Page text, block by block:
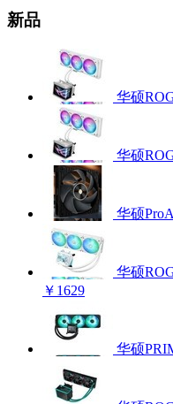
新品
华硕
华硕
华硕
华硕
￥1629
华硕